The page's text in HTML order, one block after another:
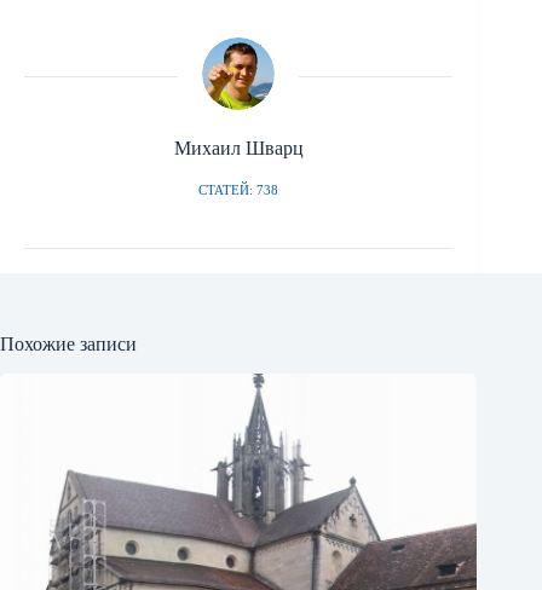
Михаил Шварц
СТАТЕЙ: 738
Похожие записи